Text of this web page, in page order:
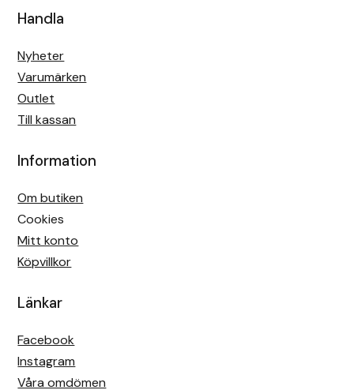
Handla
Nyheter
Varumärken
Outlet
Till kassan
Information
Om butiken
Cookies
Mitt konto
Köpvillkor
Länkar
Facebook
Instagram
Våra omdömen